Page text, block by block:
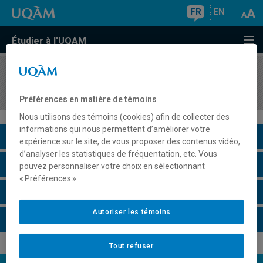
FR EN
Étudier à l'UQAM
COURS//
Description du cours
Horaire - Été 2026
Préférences en matière de témoins
Nous utilisons des témoins (cookies) afin de collecter des
informations qui nous permettent d’améliorer votre
expérience sur le site, de vous proposer des contenus vidéo,
d’analyser les statistiques de fréquentation, etc. Vous
pouvez personnaliser votre choix en sélectionnant
« Préférences ».
Tout refuser
Autoriser les témoins